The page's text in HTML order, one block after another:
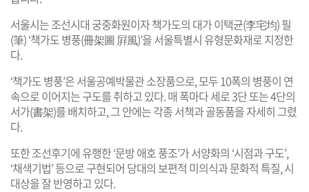
서울시는 조선시대 궁중화원이자 책가도의 대가 이택균(李宅均) 필
(筆) ‘책가도 병풍(冊架圖 屛風)’을 서울특별시 유형문화재로 지정한
다.
‘책가도 병풍’은 서울공예박물관 소장품으로, 모두 10폭의 병풍이 연
속으로 이어지는 구도를 취하고 있다. 매 폭마다 세로 3단 또는 4단의
서가(書架)를 배치하고, 그 안에는 각종 서책과 골동품을 자세히 그렸
다.
또한 조선후기에 유행한 ‘문방 애호 풍조’가 서양화의 ‘시점과 구도’,
‘채색기법’ 등으로 구현되어 당대의 보편적 미의식과 문화적 특질, 시
대상을 잘 반영하고 있다.